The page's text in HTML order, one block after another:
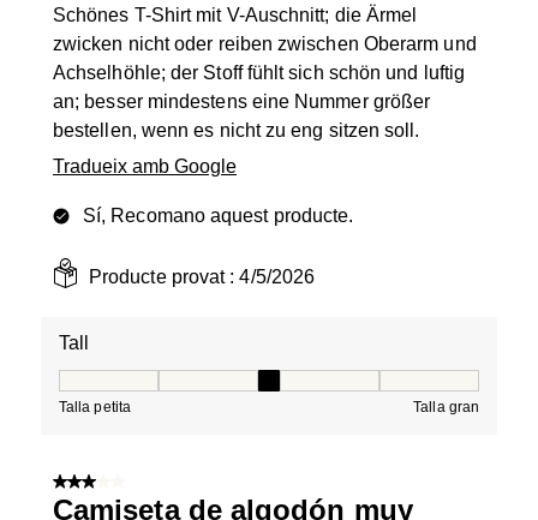
Schönes T-Shirt mit V-Auschnitt; die Ärmel
zwicken nicht oder reiben zwischen Oberarm und
Achselhöhle; der Stoff fühlt sich schön und luftig
an; besser mindestens eine Nummer größer
bestellen, wenn es nicht zu eng sitzen soll.
Tradueix amb Google
Sí, Recomano aquest producte.
Producte provat :4/5/2026
Tall
Talla petita Talla gran
3 de 5 estrelles.
Camiseta de algodón muy